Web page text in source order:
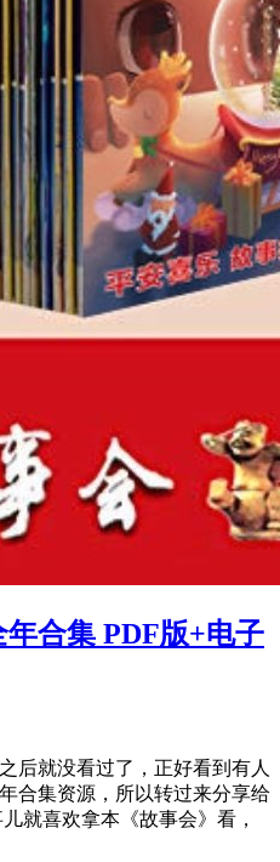
年合集 PDF版+电子
后就没看过了，正好看到有人
合集资源，所以转过来分享给
就喜欢拿本《故事会》看，